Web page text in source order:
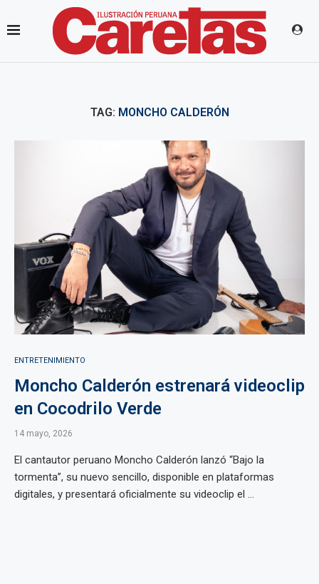
TAG: MONCHO CALDERÓN
ENTRETENIMIENTO
Moncho Calderón estrenará videoclip
en Cocodrilo Verde
14 mayo, 2026
El cantautor peruano Moncho Calderón lanzó “Bajo la
tormenta”, su nuevo sencillo, disponible en plataformas
digitales, y presentará oficialmente su videoclip el ...